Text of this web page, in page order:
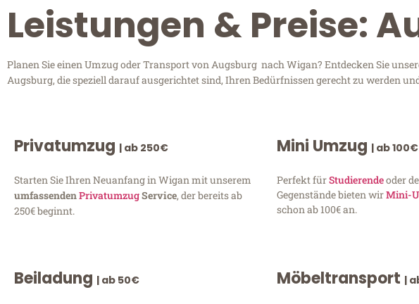
Leistungen & Preise:
Planen Sie einen Umzug oder Transport von Augsburg nach Wigan? Entdecken Sie
Augsburg, die speziell darauf ausgerichtet sind, Ihren Bedürfnissen gerecht zu werden
Privatumzug | ab 250€
Starten Sie Ihren Neuanfang in Wigan mit unserem
umfassendenPrivatumzugService, der bereits ab
250€ beginnt.
Mini Umzug | ab 100€
Perfekt fürStudierendeoder
Gegenstände bieten wirMini-
schon ab 100€ an.
Beiladung | ab 50€ Möbeltransport |